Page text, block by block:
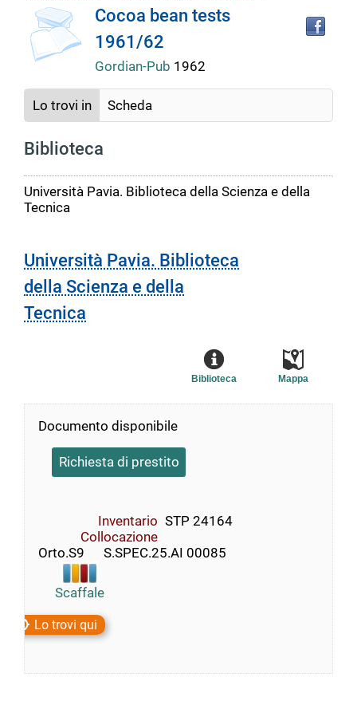
Dettaglio
del
documento
copertina
Cocoa bean tests
1961/62
Gordian-Pub 1962
Lo trovi in Scheda
Biblioteca
Università Pavia. Biblioteca della Scienza e della
Tecnica
Università Pavia. Biblioteca
della Scienza e della
Tecnica
Mappa
Biblioteca
Documento disponibile
Richiesta di prestito
Inventario STP 24164
Collocazione
Orto.S9      S.SPEC.25.AI 00085
Scaffale
Lo trovi qui